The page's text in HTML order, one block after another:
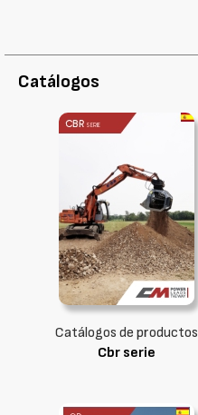
Catálogos
Catálogos de productos
Cbr serie